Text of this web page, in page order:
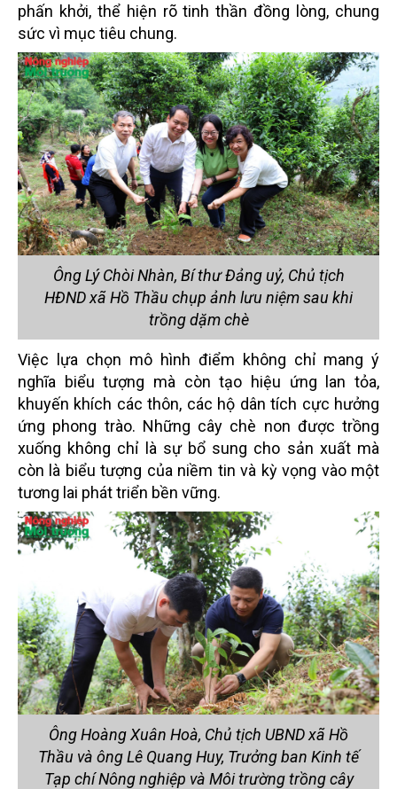
phấn khởi, thể hiện rõ tinh thần đồng lòng, chung
sức vì mục tiêu chung.
Ông Lý Chòi Nhàn, Bí thư Đảng uỷ, Chủ tịch
HĐND xã Hồ Thầu chụp ảnh lưu niệm sau khi
trồng dặm chè
Việc lựa chọn mô hình điểm không chỉ mang ý
nghĩa biểu tượng mà còn tạo hiệu ứng lan tỏa,
khuyến khích các thôn, các hộ dân tích cực hưởng
ứng phong trào. Những cây chè non được trồng
xuống không chỉ là sự bổ sung cho sản xuất mà
còn là biểu tượng của niềm tin và kỳ vọng vào một
tương lai phát triển bền vững.
Ông Hoàng Xuân Hoà, Chủ tịch UBND xã Hồ
Thầu và ông Lê Quang Huy, Trưởng ban Kinh tế
Tạp chí Nông nghiệp và Môi trường trồng cây